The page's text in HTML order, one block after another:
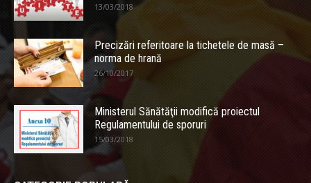
13/03/2018
Precizări referitoare la tichetele de masă –
norma de hrană
26/10/2017
Ministerul Sănătăţii modifică proiectul
Regulamentului de sporuri
15/03/2018